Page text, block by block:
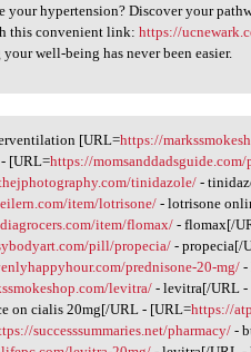
your hypertension? Discover your
this convenient link:https://
well-being has never been easier.
[URL=https://
[URL=https://
tinidazole/ -
item/lotrisone/ - lotrisone
item/flomax/ - flomax[/
pill/propecia/- propecia[/
prednisone-20-mg/ -
levitra/ - levitra[/URL -
on cialis 20mg[/URL - [URL=https://
successsummaries.net/pharmacy/ -